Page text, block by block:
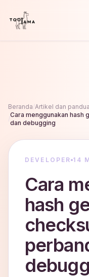
Beranda Artikel dan
Cara menggunakan hash
dan debugging
DEVELOPER 14
Cara
hash